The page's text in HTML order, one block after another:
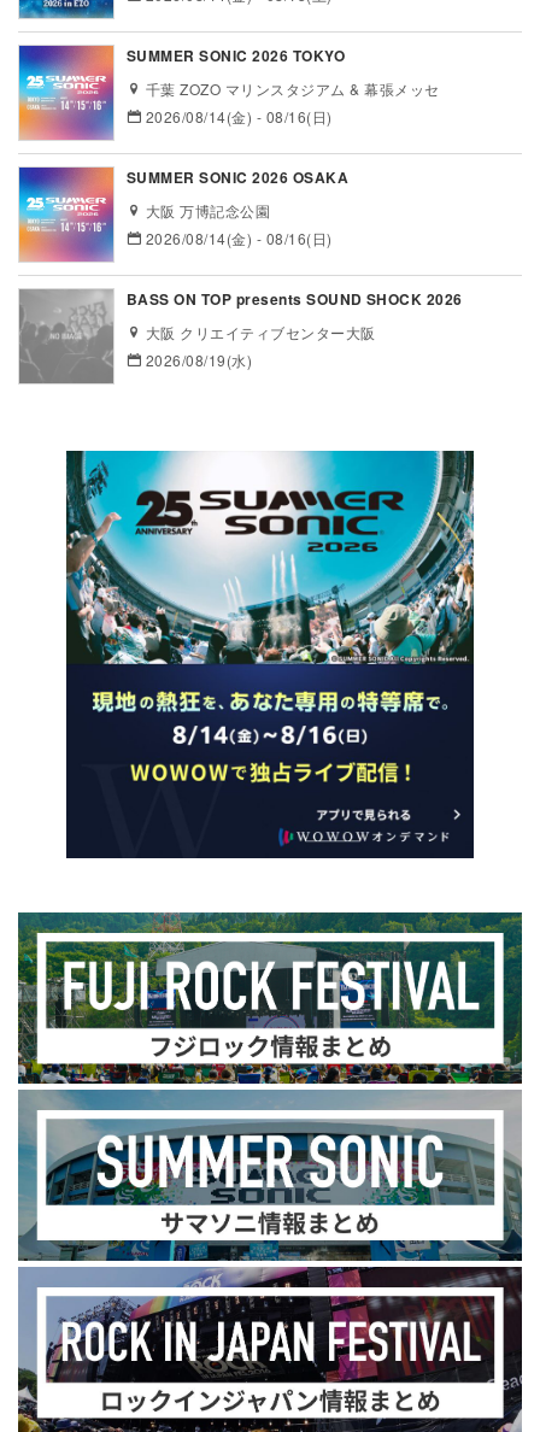
SUMMER SONIC 2026 TOKYO
千葉 ZOZO マリンスタジアム & 幕張メッセ
2026/08/14(金) - 08/16(日)
SUMMER SONIC 2026 OSAKA
大阪 万博記念公園
2026/08/14(金) - 08/16(日)
BASS ON TOP presents SOUND SHOCK 2026
大阪 クリエイティブセンター大阪
2026/08/19(水)